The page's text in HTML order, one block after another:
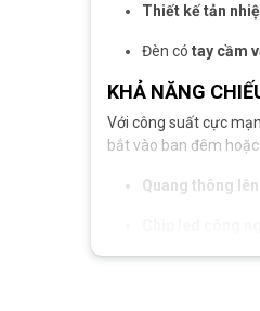
Thiết kế tản
Đèn có tay cầm
KHẢ NĂNG
Với công suất cực
bắt vào ban đêm
Quang thông